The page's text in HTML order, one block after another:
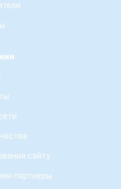
сайту
партнеры